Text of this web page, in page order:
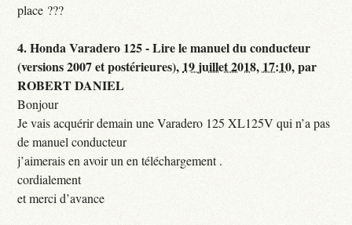
place ???
4.Honda Varadero 125 - Lire le manuel du conducteur
(versions 2007 et postérieures), 19 juillet 2018, 17:10,par
ROBERT DANIEL
Bonjour
Je vais acquérir demain une Varadero 125 XL125V qui n’a pas
de manuel conducteur
j’aimerais en avoir un en téléchargement .
cordialement
et merci d’avance